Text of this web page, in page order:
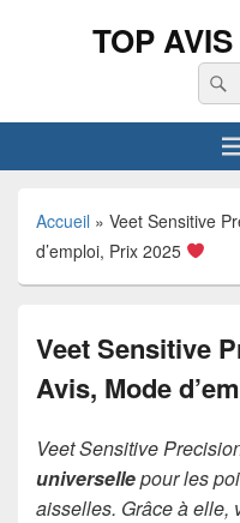
TOP
Accueil » Veet Sensitive
d’emploi, Prix 2025
Veet Sensitive
Avis, Mode
Veet Sensitive
universellepour les
aisselles. Grâce à elle,